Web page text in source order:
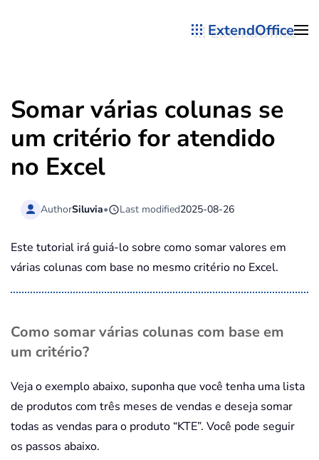
ExtendOffice
Somar várias colunas se
um critério for atendido
no Excel
AuthorSiluvia• Last modified2025-08-26
Este tutorial irá guiá-lo sobre como somar valores em
várias colunas com base no mesmo critério no Excel.
Como somar várias colunas com base em
um critério?
Veja o exemplo abaixo, suponha que você tenha uma lista
de produtos com três meses de vendas e deseja somar
todas as vendas para o produto “KTE”. Você pode seguir
os passos abaixo.